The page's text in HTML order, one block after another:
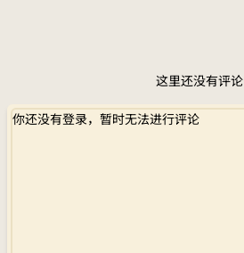
这里还没有评论
你还没有登录，暂时无法进行评论